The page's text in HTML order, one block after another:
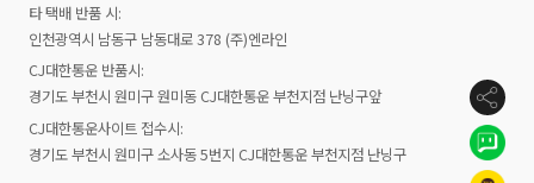
타 택배 반품 시:
인천광역시 남동구 남동대로 378 (주)엔라인
CJ대한통운 반품시:
경기도 부천시 원미구 원미동 CJ대한통운 부천지점 난닝구앞
CJ대한통운사이트 접수시:
경기도 부천시 원미구 소사동 5번지 CJ대한통운 부천지점 난닝구